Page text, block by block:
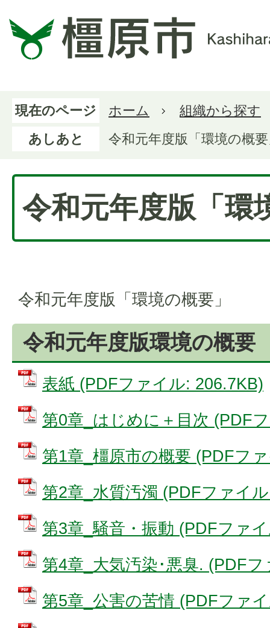
現在のページ ホーム
組織から探す
あしあと
令和元年度版「環境の概
令和元年度版「環
令和元年度版「環境の概要」
令和元年度版環境の概要
表紙 (PDFファイル: 206.7KB)
第0章_はじめに＋目次 (PDF
第1章_橿原市の概要 (PDFフ
第2章_水質汚濁 (PDFファイ
第3章_騒音・振動 (PDFファ
第4章_大気汚染･悪臭. (PDF
第5章_公害の苦情 (PDFファ